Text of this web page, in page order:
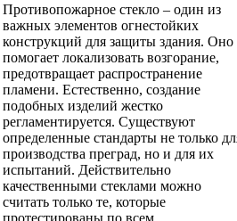
Противопожарное стекло – один из
важных элементов огнестойких
конструкций для защиты здания. Оно
помогает локализовать возгорание,
предотвращает распространение
пламени. Естественно, создание
подобных изделий жестко
регламентируется. Существуют
определенные стандарты не только
производства преград, но и для их
испытаний. Действительно
качественными стеклами можно
считать только те, которые
протестированы по всем